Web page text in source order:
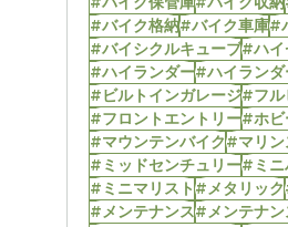
#バイク格納#バイク車庫#
#バイシクルキューブ#ハイ
#ハイランダー#ハイランダ
#ビルトインガレージ#フル
#フロントエントリー#ホビ
#マウンテンバイク#マリン
#ミッドセンチュリー#ミニ
#ミニマリスト#メタリック
#メンテナンス#メンテナン